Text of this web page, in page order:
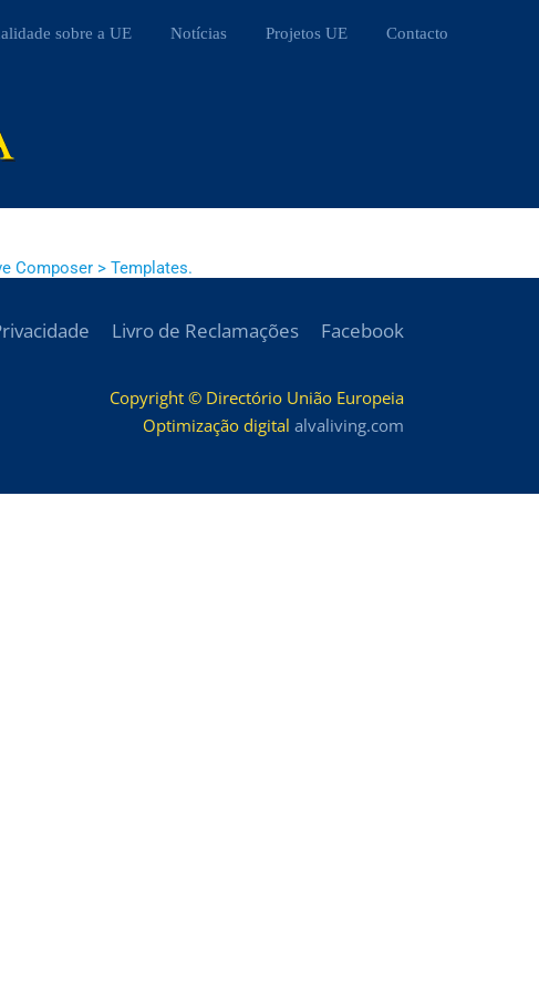
sobre a UE Notícias Projetos UE Contacto
Composer > Templates.
Livro de Reclamações Facebook
Copyright © Directório União Europeia
Optimização digital alvaliving.com